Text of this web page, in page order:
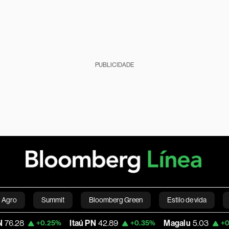
PUBLICIDADE
Agro Summit Bloomberg Green Estilo de vida
pessoais Viagens Internacional Brasil
Itaú PN 42.89 +0.35% Magalu 5.03 +0.20%